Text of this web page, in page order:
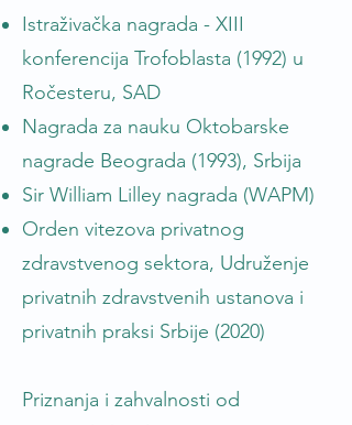
Istraživačka nagrada - XIII
konferencija Trofoblasta (1992) u
Ročesteru, SAD
Nagrada za nauku Oktobarske
nagrade Beograda (1993), Srbija
Sir William Lilley nagrada (WAPM)
Orden vitezova privatnog
zdravstvenog sektora, Udruženje
privatnih zdravstvenih ustanova i
privatnih praksi Srbije (2020)
Priznanja i zahvalnosti od